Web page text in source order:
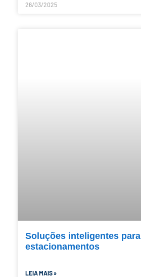
26/03/2025
Soluções inteligentes para
estacionamentos
LEIA MAIS »